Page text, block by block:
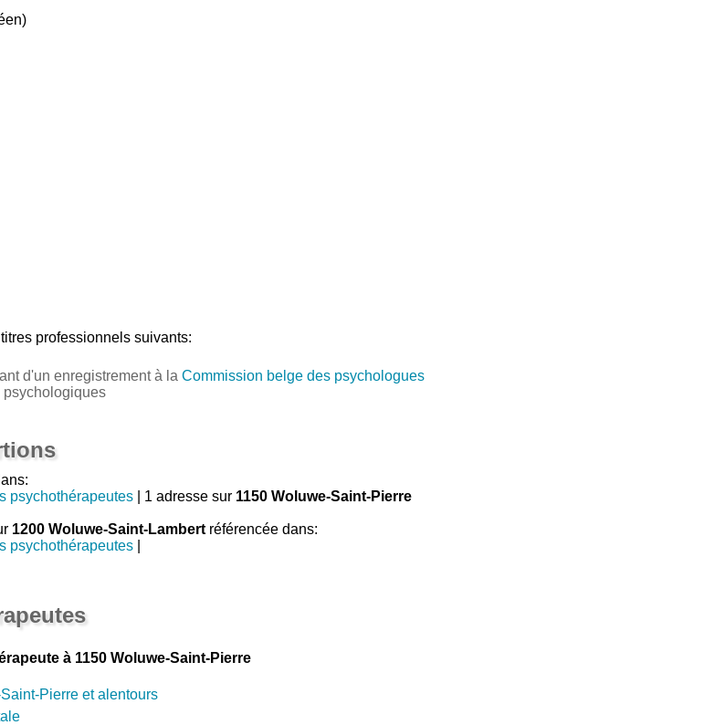
professionnels suivants:
d'un enregistrement à la Commission belge des psychologues
psychologiques
psychothérapeutes| 1 adresse sur 1150 Woluwe-Saint-Pierre
1200 Woluwe-Saint-Lambertréférencée dans:
psychothérapeutes|
à 1150 Woluwe-Saint-Pierre
Pierre et alentours